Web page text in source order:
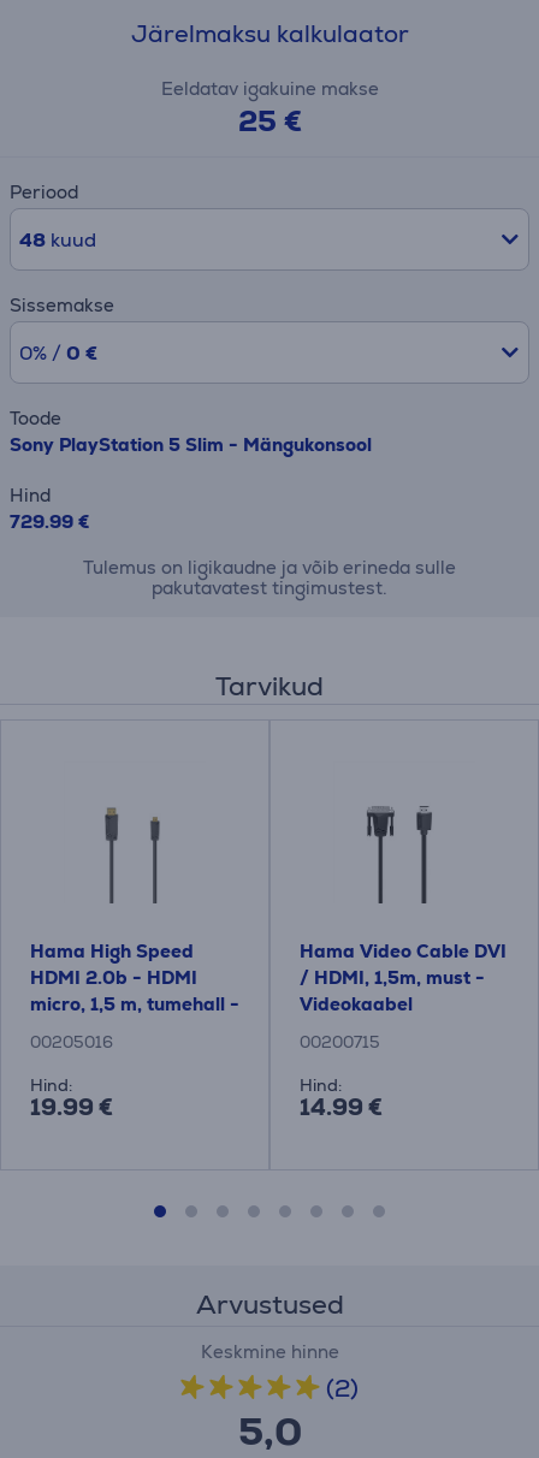
Järelmaksu kalkulaator
Eeldatav igakuine makse
25 €
Periood
48kuud
Sissemakse
0% / 0 €
Toode
Sony PlayStation 5 Slim - Mängukonsool
Hind
729.99 €
Tulemus on ligikaudne ja võib erineda sulle
pakutavatest tingimustest.
Tarvikud
Hama High Speed ​​
HDMI 2.0b - HDMI
micro, 1,5 m, tumehall -
Kaabel
00205016
Hind:
19.99 €
Hama Video Cable DVI
/ HDMI, 1,5m, must -
Videokaabel
00200715
Hind:
14.99 €
Arvustused
Keskmine hinne
(2)
5,0